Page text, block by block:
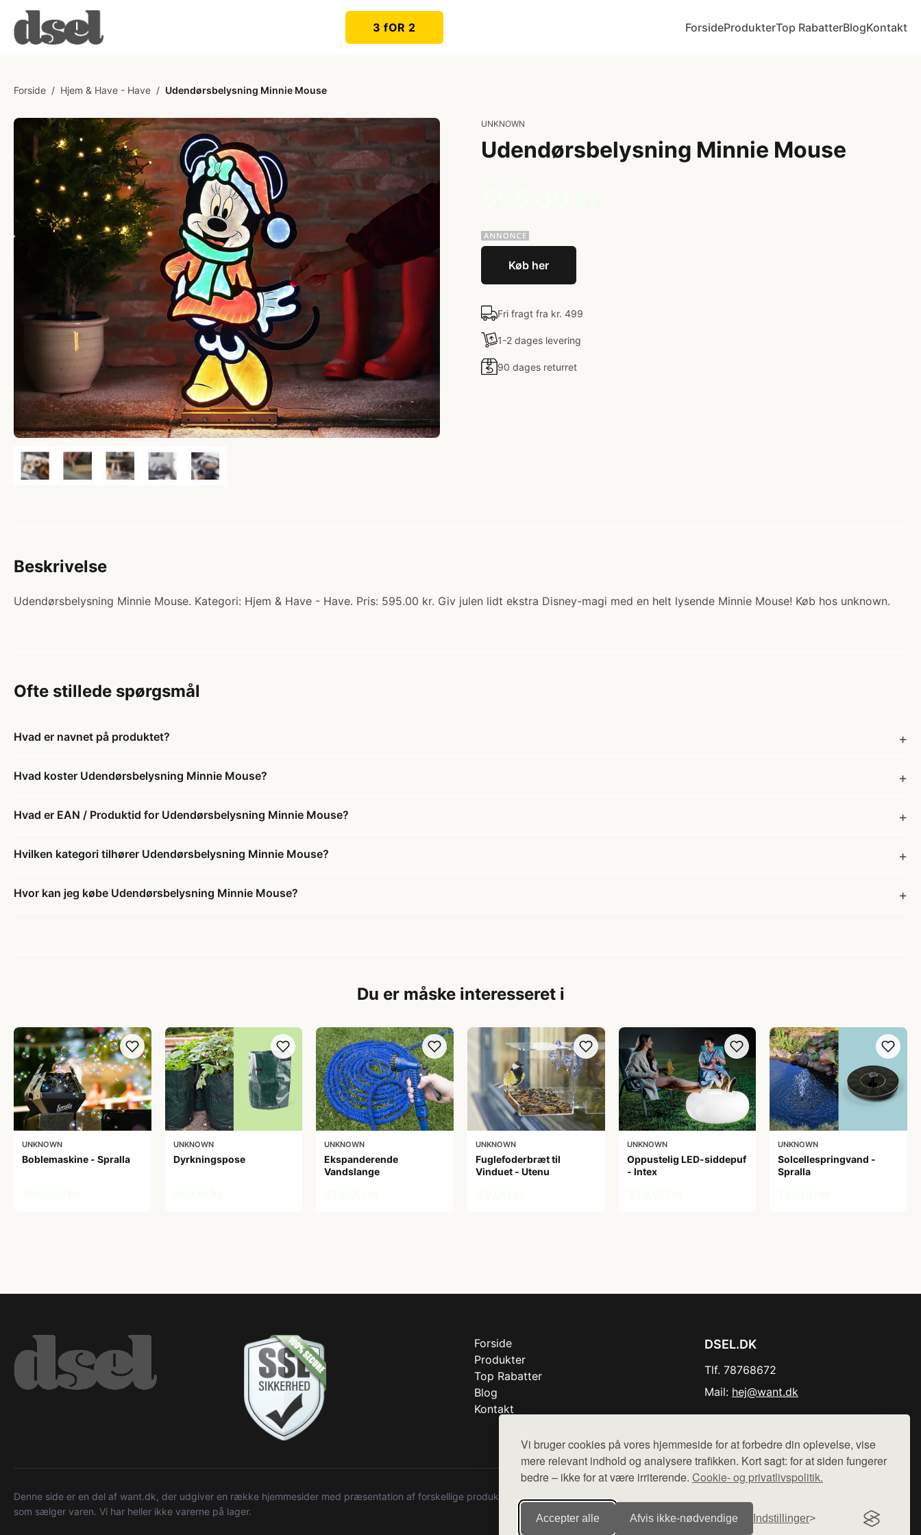
Vi bruger cookies på vores hjemmeside for at forbedre din oplevelse, vise
mere relevant indhold og analysere trafikken. Kort sagt: for at siden fungerer
bedre – ikke for at være irriterende. Cookie- og privatlivspolitik.
Accepter alle Afvis ikke‑nødvendige Indstillinger
3 fOR 2 ForsideProdukterTop RabatterBlogKontakt
Forside / Hjem & Have - Have / Udendørsbelysning Minnie Mouse
UNKNOWN
Udendørsbelysning Minnie Mouse
Køb her
Fri fragt fra kr. 499
1-2 dages levering
90 dages returret
Beskrivelse
Udendørsbelysning Minnie Mouse. Kategori: Hjem & Have - Have. Pris: 595.00 kr. Giv julen lidt ekstra Disney-magi med en helt lysende Minnie Mouse! Køb hos unknown.
Ofte stillede spørgsmål
Hvad er navnet på produktet?
Hvad koster Udendørsbelysning Minnie Mouse?
Hvad er EAN / Produktid for Udendørsbelysning Minnie Mouse?
Hvilken kategori tilhører Udendørsbelysning Minnie Mouse?
Hvor kan jeg købe Udendørsbelysning Minnie Mouse?
Du er måske interesseret i
UNKNOWN
Boblemaskine - Spralla
UNKNOWN
Dyrkningspose
UNKNOWN
Ekspanderende
Vandslange
UNKNOWN
Fuglefoderbræt til
Vinduet - Utenu
UNKNOWN
Oppustelig LED-siddepuf
- Intex
UNKNOWN
Solcellespringvand -
Spralla
Forside
Produkter
Top Rabatter
Blog
Kontakt
DSEL.DK
Tlf. 78768672
Mail: hej@want.dk
Denne side er en del af want.dk, der udgiver en række hjemmesider med præsentation af forskellige produkter fra diverse webshops. Der sælges ikke varer fra denne side - vi henviser til de shops,
som sælger varen. Vi har heller ikke varerne på lager.